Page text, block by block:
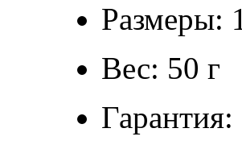
Размеры:
Вес: 50 г
Гарантия: